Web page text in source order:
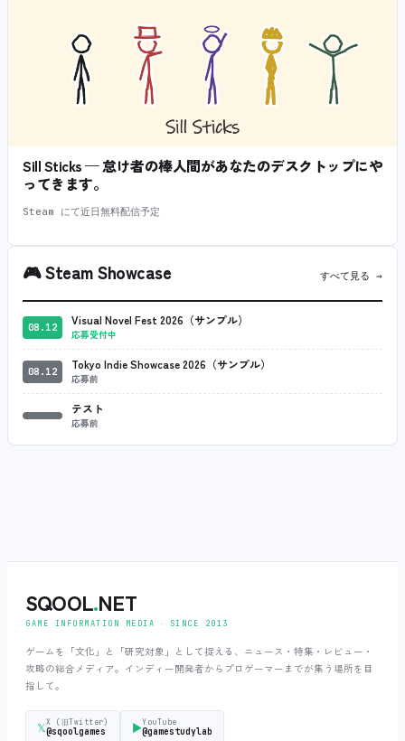
Sill Sticks — 怠け者の棒人間があなたのデスクトップにや
ってきます。
Steam にて近日無料配信予定
🎮Steam Showcase すべて見る →
08.12 Visual Novel Fest 2026（サンプル）
応募受付中
08.12 Tokyo Indie Showcase 2026（サンプル）
応募前
テスト
応募前
SQOOL.NET
GAME INFORMATION MEDIA ‧ SINCE 2013
ゲームを「文化」と「研究対象」として捉える、ニュース・特集・レビュー・
攻略の総合メディア。インディー開発者からプロゲーマーまでが集う場所を目
指して。
𝕏X (旧Twitter)
@sqoolgames ▶YouTube
@gamestudylab